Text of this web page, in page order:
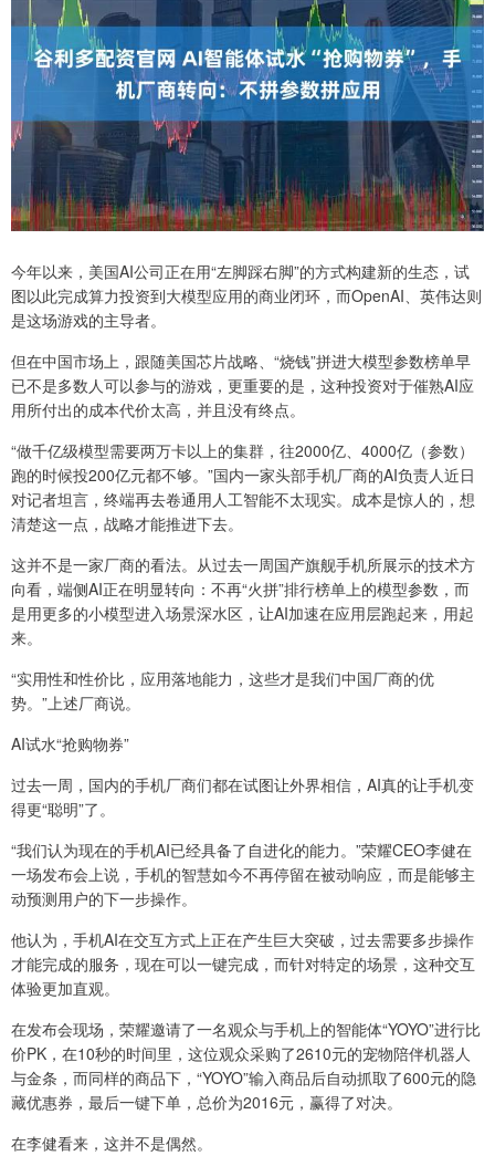
今年以来，美国AI公司正在用“左脚踩右脚”的方式构建新的生态，试
图以此完成算力投资到大模型应用的商业闭环，而OpenAI、英伟达则
是这场游戏的主导者。
但在中国市场上，跟随美国芯片战略、“烧钱”拼进大模型参数榜单早
已不是多数人可以参与的游戏，更重要的是，这种投资对于催熟AI应
用所付出的成本代价太高，并且没有终点。
“做千亿级模型需要两万卡以上的集群，往2000亿、4000亿（参数）
跑的时候投200亿元都不够。”国内一家头部手机厂商的AI负责人近日
对记者坦言，终端再去卷通用人工智能不太现实。成本是惊人的，想
清楚这一点，战略才能推进下去。
这并不是一家厂商的看法。从过去一周国产旗舰手机所展示的技术方
向看，端侧AI正在明显转向：不再“火拼”排行榜单上的模型参数，而
是用更多的小模型进入场景深水区，让AI加速在应用层跑起来，用起
来。
“实用性和性价比，应用落地能力，这些才是我们中国厂商的优
势。”上述厂商说。
AI试水“抢购物券”
过去一周，国内的手机厂商们都在试图让外界相信，AI真的让手机变
得更“聪明”了。
“我们认为现在的手机AI已经具备了自进化的能力。”荣耀CEO李健在
一场发布会上说，手机的智慧如今不再停留在被动响应，而是能够主
动预测用户的下一步操作。
他认为，手机AI在交互方式上正在产生巨大突破，过去需要多步操作
才能完成的服务，现在可以一键完成，而针对特定的场景，这种交互
体验更加直观。
在发布会现场，荣耀邀请了一名观众与手机上的智能体“YOYO”进行比
价PK，在10秒的时间里，这位观众采购了2610元的宠物陪伴机器人
与金条，而同样的商品下，“YOYO”输入商品后自动抓取了600元的隐
藏优惠券，最后一键下单，总价为2016元，赢得了对决。
在李健看来，这并不是偶然。